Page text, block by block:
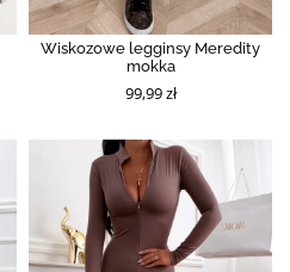
Wiskozowe legginsy Meredity
mokka
99,99 zł